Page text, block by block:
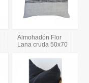
Almohadón Flor
Lana cruda 50x70